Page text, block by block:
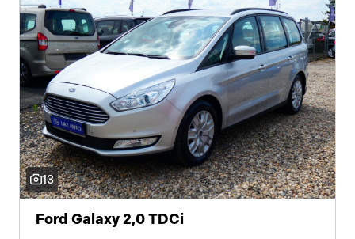
13
Ford Galaxy 2,0 TDCi